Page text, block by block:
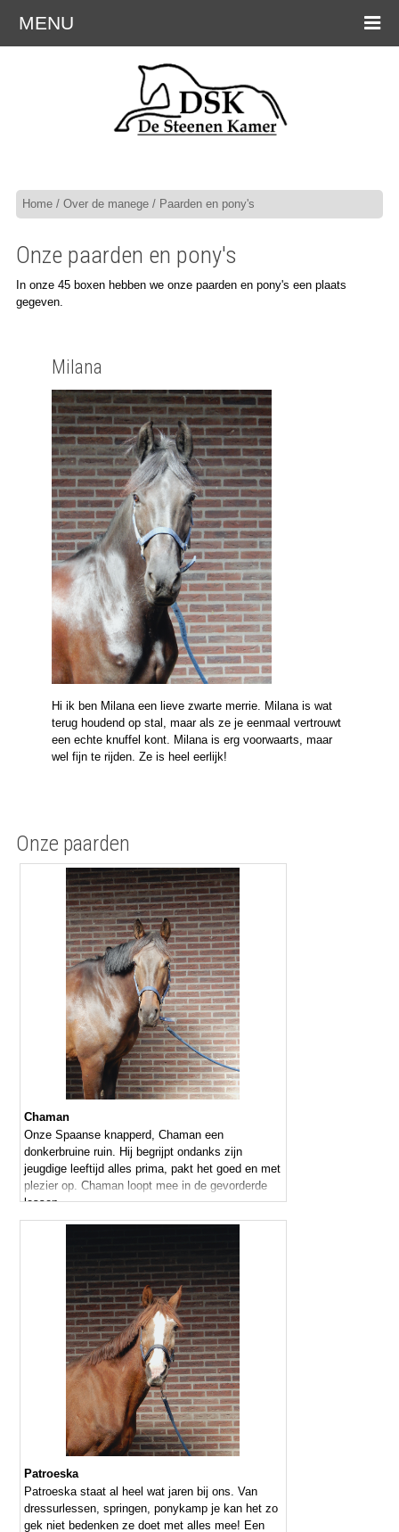
MENU
Home/ Over de manege/ Paarden en pony's
Onze paarden en pony's
In onze 45 boxen hebben we onze paarden en pony's een plaats
gegeven.
Milana
Hi ik ben Milana een lieve zwarte merrie. Milana is wat
terug houdend op stal, maar als ze je eenmaal vertrouwt
een echte knuffel kont. Milana is erg voorwaarts, maar
wel fijn te rijden. Ze is heel eerlijk!
Onze paarden
Chaman
Onze Spaanse knapperd, Chaman een
donkerbruine ruin. Hij begrijpt ondanks zijn
jeugdige leeftijd alles prima, pakt het goed en met
plezier op. Chaman loopt mee in de gevorderde
lessen
Patroeska
Patroeska staat al heel wat jaren bij ons. Van
dressurlessen, springen, ponykamp je kan het zo
gek niet bedenken ze doet met alles mee! Een